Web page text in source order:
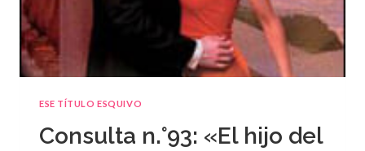
ESE TÍTULO ESQUIVO
Consulta n.°93: «El hijo del